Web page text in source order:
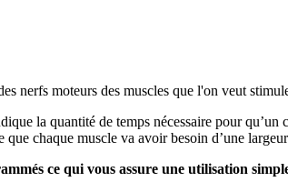
nerfs moteurs des muscles que l'on veut
la quantité de temps nécessaire pour
chaque muscle va avoir besoin d’une
ce qui vous assure une utilisation